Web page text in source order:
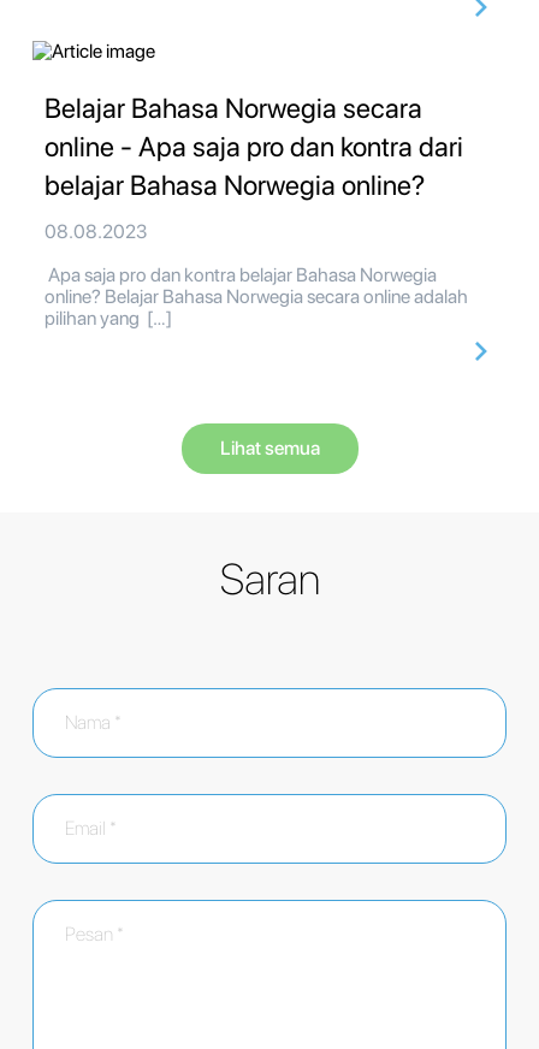
Belajar Bahasa Norwegia secara
online - Apa saja pro dan kontra dari
belajar Bahasa Norwegia online?
08.08.2023
Apa saja pro dan kontra belajar Bahasa Norwegia
online? Belajar Bahasa Norwegia secara online adalah
pilihan yang […]
Lihat semua
Saran